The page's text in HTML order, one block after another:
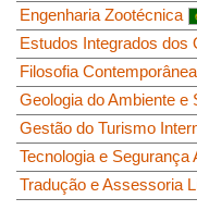
Engenharia Zootécnica
Estudos Integrados dos
Filosofia
Geologia do Ambiente e
Gestão do Turismo
Tecnologia e Segurança
Tradução e Assessoria